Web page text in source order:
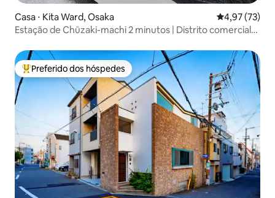
Casa ⋅ Kita Ward, Osaka 4,97 de uma
4,97 (73)
Estação de Chūzaki-machi 2 minutos | Distrito comercial
famílias e grupos
Entre os melhores preferidos dos hóspedes
Preferido dos hóspedes